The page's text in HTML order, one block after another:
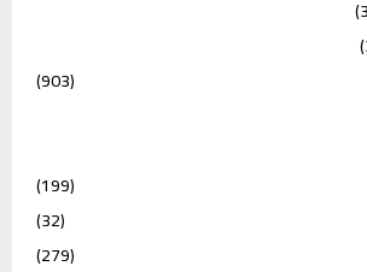
(903)
(199)
(32)
(279)